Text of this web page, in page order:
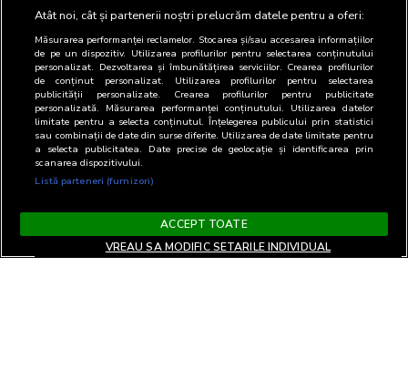
Atât noi, cât și partenerii noștri prelucrăm datele pentru a oferi:
Măsurarea performanței reclamelor. Stocarea și/sau accesarea informațiilor
de pe un dispozitiv. Utilizarea profilurilor pentru selectarea conținutului
personalizat. Dezvoltarea și îmbunătățirea serviciilor. Crearea profilurilor
de conținut personalizat. Utilizarea profilurilor pentru selectarea
publicității personalizate. Crearea profilurilor pentru publicitate
personalizată. Măsurarea performanței conținutului. Utilizarea datelor
limitate pentru a selecta conținutul. Înțelegerea publicului prin statistici
sau combinații de date din surse diferite. Utilizarea de date limitate pentru
a selecta publicitatea. Date precise de geolocație și identificarea prin
scanarea dispozitivului.
Listă parteneri (furnizori)
ACCEPT TOATE
VREAU SA MODIFIC SETARILE INDIVIDUAL